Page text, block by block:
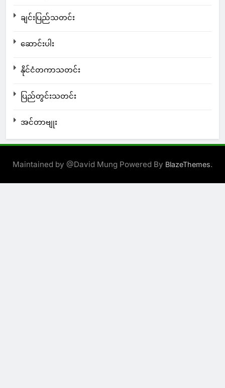
ချင်းပြည်သတင်း
ဆောင်းပါး
နိုင်ငံတကာသတင်း
ပြည်တွင်းသတင်း
အင်တာဗျုး
Maintained by @David Mung Powered By BlazeThemes.